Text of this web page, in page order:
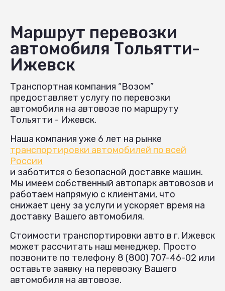
Маршрут перевозки
автомобиля Тольятти-
Ижевск
Транспортная компания “Возом”
предоставляет услугу по перевозки
автомобиля на автовозе по маршруту
Тольятти - Ижевск.
Наша компания уже 6 лет на рынке
транспортировки автомобилей по всей
России
и заботится о безопасной доставке машин.
Мы имеем собственный автопарк автовозов и
работаем напрямую с клиентами, что
снижает цену за услуги и ускоряет время на
доставку Вашего автомобиля.
Стоимости транспортировки авто в г. Ижевск
может рассчитать наш менеджер. Просто
позвоните по телефону 8 (800) 707-46-02 или
оставьте заявку на перевозку Вашего
автомобиля на автовозе.